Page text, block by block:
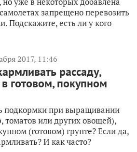
запрещено перевозить
Подскажите, есть ли у кого
2017, 11:46
рассаду,
готовом, покупном
подкормки при выращивании
томатов или других овощей),
(готовом) грунте? Если да,
И как часто?